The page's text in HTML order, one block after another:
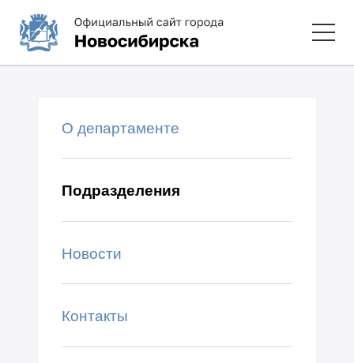
О департаменте
Подразделения
Новости
Контакты